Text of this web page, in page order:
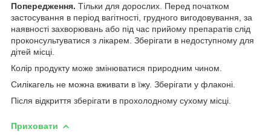
Попередження. Тільки для дорослих. Перед початком
застосування в період вагітності, грудного вигодовування, за
наявності захворювань або під час прийому препаратів слід
проконсультуватися з лікарем. Зберігати в недоступному для
дітей місці.
Колір продукту може змінюватися природним чином.
Силікагель не можна вживати в їжу. Зберігати у флаконі.
Після відкриття зберігати в прохолодному сухому місці.
Приховати